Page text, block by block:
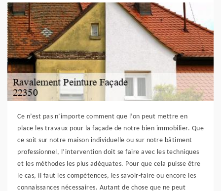
Ce n’est pas n’importe comment que l’on peut mettre en
place les travaux pour la façade de notre bien immobilier. Que
ce soit sur notre maison individuelle ou sur notre bâtiment
professionnel, l’intervention doit se faire avec les techniques
et les méthodes les plus adéquates. Pour que cela puisse être
le cas, il faut les compétences, les savoir-faire ou encore les
connaissances nécessaires. Autant de chose que ne peut